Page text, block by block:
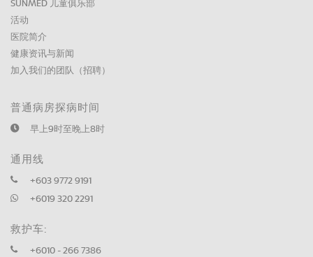
SUNMED 儿童俱乐部
活动
医院简介
健康资讯与新闻
加入我们的团队（招聘）
普通病房探病时间
早上9时至晚上8时
通用线
+603 9772 9191
+6019 320 2291
救护车:
+6010 - 266 7386